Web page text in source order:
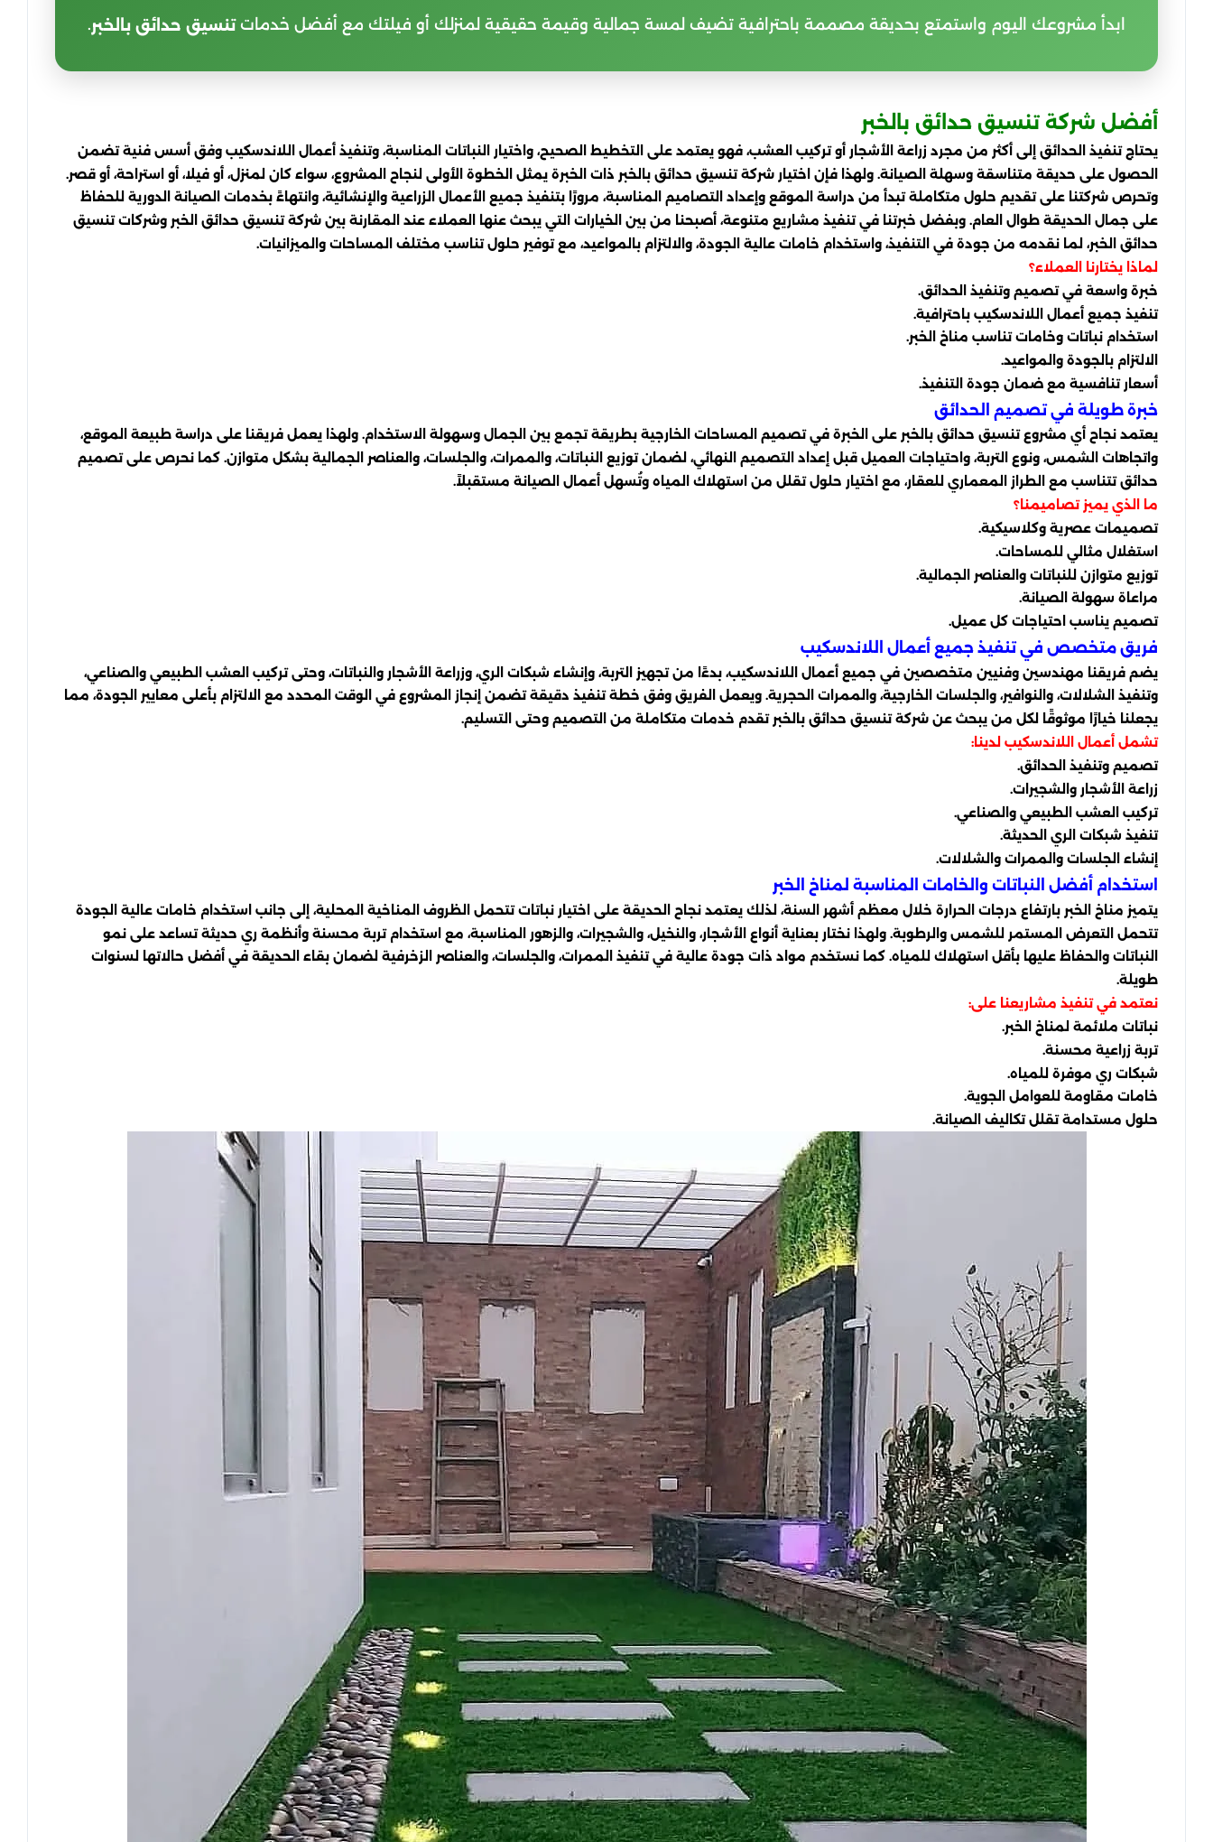
ابدأ مشروعك اليوم واستمتع بحديقة مصممة باحترافية تضيف لمسة جمالية وقيمة حقيقية لمنزلك أو فيلتك مع أفضل خدماتتنسيق حدائق بالخبر.
أفضل شركة تنسيق حدائق بالخبر
يحتاج تنفيذ الحدائق إلى أكثر من مجرد زراعة الأشجار أو تركيب العشب، فهو يعتمد على التخطيط الصحيح، واختيار النباتات المناسبة، وتنفيذ أعمال اللاندسكيب وفق أسس فنية تضمن
الحصول على حديقة متناسقة وسهلة الصيانة. ولهذا فإن اختيار شركة تنسيق حدائق بالخبر ذات الخبرة يمثل الخطوة الأولى لنجاح المشروع، سواء كان لمنزل، أو فيلا، أو استراحة، أو قصر.
وتحرص شركتنا على تقديم حلول متكاملة تبدأ من دراسة الموقع وإعداد التصاميم المناسبة، مرورًا بتنفيذ جميع الأعمال الزراعية والإنشائية، وانتهاءً بخدمات الصيانة الدورية للحفاظ
على جمال الحديقة طوال العام. وبفضل خبرتنا في تنفيذ مشاريع متنوعة، أصبحنا من بين الخيارات التي يبحث عنها العملاء عند المقارنة بين شركة تنسيق حدائق الخبر وشركات تنسيق
حدائق الخبر، لما نقدمه من جودة في التنفيذ، واستخدام خامات عالية الجودة، والالتزام بالمواعيد، مع توفير حلول تناسب مختلف المساحات والميزانيات.
لماذا يختارنا العملاء؟
خبرة واسعة في تصميم وتنفيذ الحدائق.
تنفيذ جميع أعمال اللاندسكيب باحترافية.
استخدام نباتات وخامات تناسب مناخ الخبر.
الالتزام بالجودة والمواعيد.
أسعار تنافسية مع ضمان جودة التنفيذ.
خبرة طويلة في تصميم الحدائق
يعتمد نجاح أي مشروع تنسيق حدائق بالخبر على الخبرة في تصميم المساحات الخارجية بطريقة تجمع بين الجمال وسهولة الاستخدام. ولهذا يعمل فريقنا على دراسة طبيعة الموقع،
واتجاهات الشمس، ونوع التربة، واحتياجات العميل قبل إعداد التصميم النهائي، لضمان توزيع النباتات، والممرات، والجلسات، والعناصر الجمالية بشكل متوازن. كما نحرص على تصميم
حدائق تتناسب مع الطراز المعماري للعقار، مع اختيار حلول تقلل من استهلاك المياه وتُسهل أعمال الصيانة مستقبلاً.
ما الذي يميز تصاميمنا؟
تصميمات عصرية وكلاسيكية.
استغلال مثالي للمساحات.
توزيع متوازن للنباتات والعناصر الجمالية.
مراعاة سهولة الصيانة.
تصميم يناسب احتياجات كل عميل.
فريق متخصص في تنفيذ جميع أعمال اللاندسكيب
يضم فريقنا مهندسين وفنيين متخصصين في جميع أعمال اللاندسكيب، بدءًا من تجهيز التربة، وإنشاء شبكات الري، وزراعة الأشجار والنباتات، وحتى تركيب العشب الطبيعي والصناعي،
وتنفيذ الشلالات، والنوافير، والجلسات الخارجية، والممرات الحجرية. ويعمل الفريق وفق خطة تنفيذ دقيقة تضمن إنجاز المشروع في الوقت المحدد مع الالتزام بأعلى معايير الجودة، مما
يجعلنا خيارًا موثوقًا لكل من يبحث عن شركة تنسيق حدائق بالخبر تقدم خدمات متكاملة من التصميم وحتى التسليم.
تشمل أعمال اللاندسكيب لدينا:
تصميم وتنفيذ الحدائق.
زراعة الأشجار والشجيرات.
تركيب العشب الطبيعي والصناعي.
تنفيذ شبكات الري الحديثة.
إنشاء الجلسات والممرات والشلالات.
استخدام أفضل النباتات والخامات المناسبة لمناخ الخبر
يتميز مناخ الخبر بارتفاع درجات الحرارة خلال معظم أشهر السنة، لذلك يعتمد نجاح الحديقة على اختيار نباتات تتحمل الظروف المناخية المحلية، إلى جانب استخدام خامات عالية الجودة
تتحمل التعرض المستمر للشمس والرطوبة. ولهذا نختار بعناية أنواع الأشجار، والنخيل، والشجيرات، والزهور المناسبة، مع استخدام تربة محسنة وأنظمة ري حديثة تساعد على نمو
النباتات والحفاظ عليها بأقل استهلاك للمياه. كما نستخدم مواد ذات جودة عالية في تنفيذ الممرات، والجلسات، والعناصر الزخرفية لضمان بقاء الحديقة في أفضل حالاتها لسنوات
طويلة.
نعتمد في تنفيذ مشاريعنا على:
نباتات ملائمة لمناخ الخبر.
تربة زراعية محسنة.
شبكات ري موفرة للمياه.
خامات مقاومة للعوامل الجوية.
حلول مستدامة تقلل تكاليف الصيانة.